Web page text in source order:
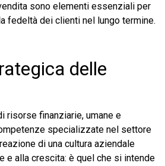
sono elementi essenziali per
fedeltà dei clienti nel lungo termine.
delle
risorse finanziarie, umane e
specializzate nel settore
di una cultura aziendale
e alla crescita: è quel che si intende